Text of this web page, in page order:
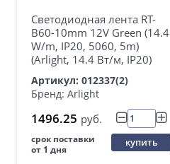
Светодиодная лента RT-
B60-10mm 12V Green (14.4
W/m, IP20, 5060, 5m)
(Arlight, 14.4 Вт/м, IP20)
Артикул: 012337(2)
Бренд: Arlight
1496.25 руб.
срок поставки
от 1 дня
купить